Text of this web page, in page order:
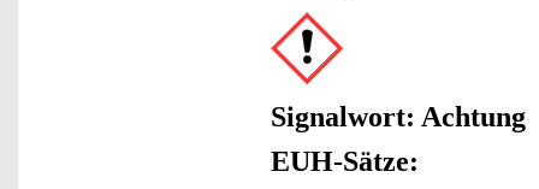
Signalwort: Achtung
EUH-Sätze: